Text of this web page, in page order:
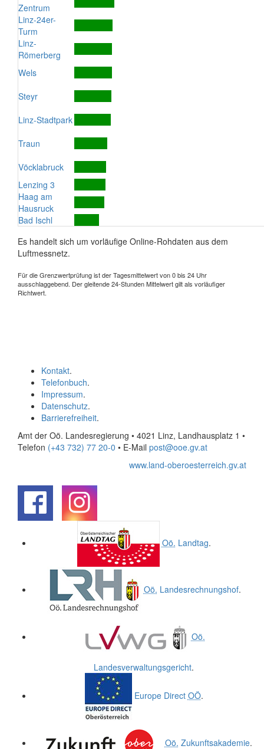
Zentrum
Linz-24er-
Turm
Linz-
Römerberg
Wels
Steyr
Linz-Stadtpark
Traun
Vöcklabruck
Lenzing 3
Haag am
Hausruck
Bad Ischl
Es handelt sich um vorläufige Online-Rohdaten aus dem
Luftmessnetz.
Für die Grenzwertprüfung ist der Tagesmittelwert von 0 bis 24 Uhr
ausschlaggebend. Der gleitende 24-Stunden Mittelwert gilt als vorläufiger
Richtwert.
Kontakt.
Telefonbuch.
Impressum.
Datenschutz.
Barrierefreiheit.
Amt der Oö. Landesregierung • 4021 Linz, Landhausplatz 1 •
Telefon (+43 732) 77 20-0 • E-Mail post@ooe.gv.at
www.land-oberoesterreich.gv.at
Oö. Landtag.
Oö. Landesrechnungshof.
Oö.
Landesverwaltungsgericht.
Europe Direct OÖ.
Oö. Zukunftsakademie.